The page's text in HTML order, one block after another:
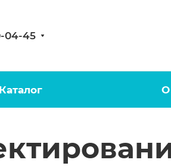
04-45
Каталог О